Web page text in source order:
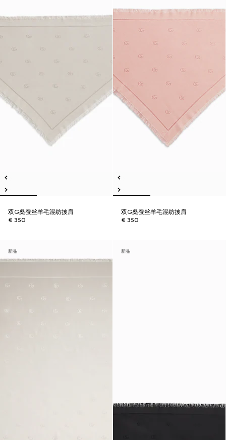
双G桑蚕丝羊毛混纺披肩
€ 350
双G桑蚕丝羊毛混纺披肩
€ 350
新品 新品